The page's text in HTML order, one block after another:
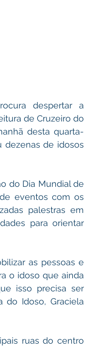
despertar a
de Cruzeiro do
desta quarta-
dezenas de idosos
do Dia Mundial de
eventos com os
palestras em
para orientar
as pessoas e
o idoso que ainda
isso precisa ser
do Idoso, Graciela
ruas do centro